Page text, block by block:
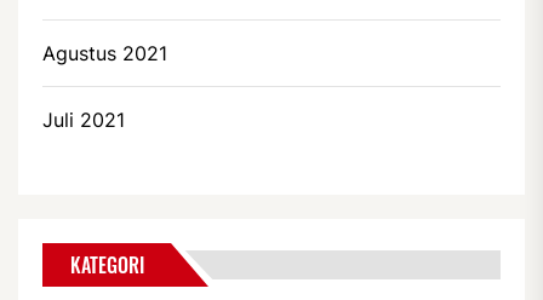
Agustus 2021
Juli 2021
KATEGORI